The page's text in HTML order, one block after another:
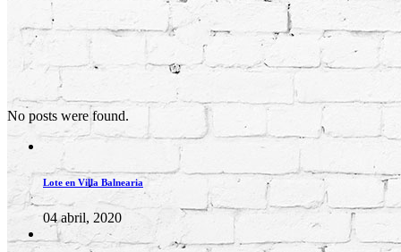
No posts were found.
Lote en Villa Balnearia
04 abril, 2020